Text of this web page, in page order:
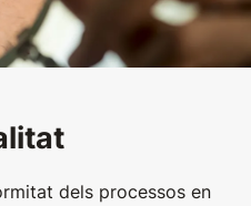
dels processos en